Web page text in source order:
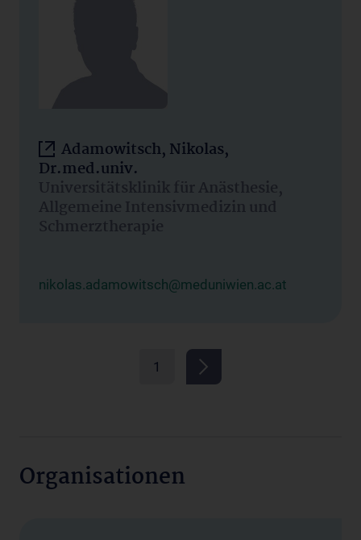
Adamowitsch, Nikolas,
Dr.med.univ.
Universitätsklinik für Anästhesie,
Allgemeine Intensivmedizin und
Schmerztherapie
nikolas.adamowitsch@meduniwien.ac.at
1
Organisationen